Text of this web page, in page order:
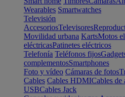
Wearables Smartwatches
Televisión
AccesoriosTelevisores
Movilidad urbana KartsMotos
eléctricasPatinetes eléctricos
Telefonía Teléfonos fijos
complementosSmartphones
Foto y vídeo Cámaras de fotos
Cables Cables HDMICables de
USBCables Jack